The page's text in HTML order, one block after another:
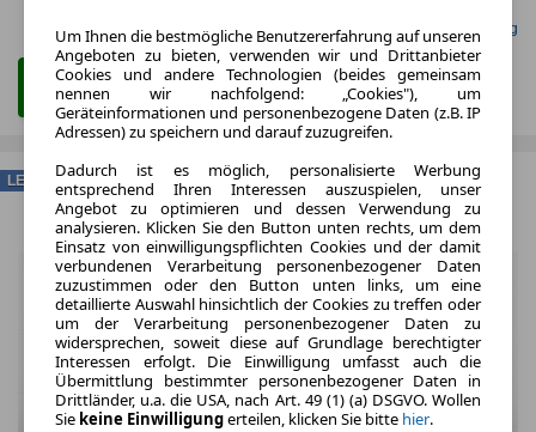
Gefunden auf Null Leasing
Zum Leasing Angebot
LEASING
Um Ihnen die bestmögliche Benutzererfahrung auf unseren
Angeboten zu bieten, verwenden wir und Drittanbieter
Cookies und andere Technologien (beides gemeinsam
nennen wir nachfolgend: „Cookies"), um
Geräteinformationen und personenbezogene Daten (z.B. IP
Adressen) zu speichern und darauf zuzugreifen.
Dadurch ist es möglich, personalisierte Werbung
entsprechend Ihren Interessen auszuspielen, unser
Angebot zu optimieren und dessen Verwendung zu
analysieren. Klicken Sie den Button unten rechts, um dem
Einsatz von einwilligungspflichten Cookies und der damit
verbundenen Verarbeitung personenbezogener Daten
zuzustimmen oder den Button unten links, um eine
detaillierte Auswahl hinsichtlich der Cookies zu treffen oder
um der Verarbeitung personenbezogener Daten zu
widersprechen, soweit diese auf Grundlage berechtigter
Interessen erfolgt. Die Einwilligung umfasst auch die
Übermittlung bestimmter personenbezogener Daten in
Drittländer, u.a. die USA, nach Art. 49 (1) (a) DSGVO. Wollen
Sie keine Einwilligungerteilen, klicken Sie bitte hier.